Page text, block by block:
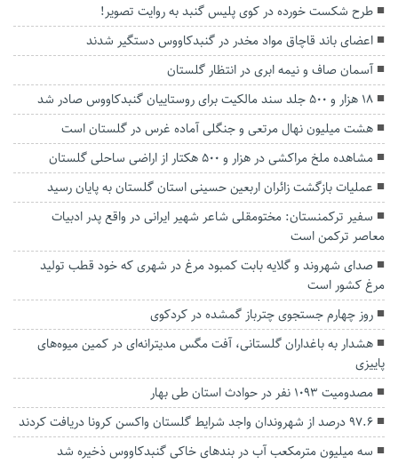
طرح شکست خورده در کوی پلیس گنبد به روایت تصویر!
اعضای باند قاچاق مواد مخدر در گنبدکاووس دستگیر شدند
آسمان صاف و نیمه ابری در انتظار گلستان
۱۸ هزار و ۵۰۰ جلد سند مالکیت برای روستاییان گنبدکاووس صادر شد
هشت میلیون نهال مرتعی و جنگلی آماده غرس در گلستان است
مشاهده ملخ مراکشی در هزار و ۵۰۰ هکتار از اراضی ساحلی گلستان
عملیات بازگشت زائران اربعین حسینی استان گلستان به پایان رسید
سفیر ترکمنستان: مختومقلی شاعر شهیر ایرانی در واقع پدر ادبیات
معاصر ترکمن است
صدای شهروند و گلایه بابت کمبود مرغ در شهری که خود قطب تولید
مرغ کشور است
روز چهارم جستجوی چترباز گمشده در کردکوی
هشدار به باغداران گلستانی، آفت مگس مدیترانه‌ای در کمین میوه‌های
پاییزی
مصدومیت ۱۰۹۳ نفر در حوادث استان طی بهار
۹۷.۶ درصد از شهروندان واجد شرایط گلستان واکسن کرونا دریافت کردند
سه میلیون مترمکعب آب در بندهای خاکی گنبدکاووس ذخیره شد